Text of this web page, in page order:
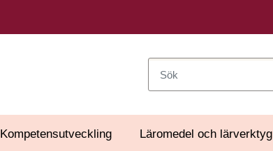
Kompetensutveckling Läromedel och lärverktyg